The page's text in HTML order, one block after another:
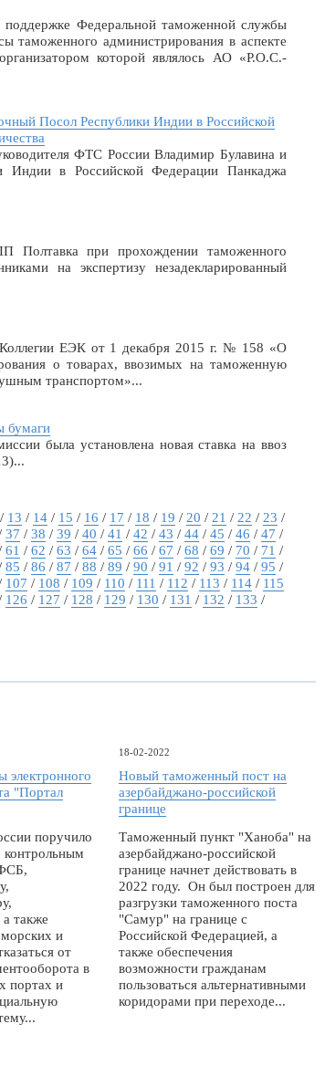
Федеральной таможенной службы
таможенного администрирования в аспекте
которой являлось АО «Р.О.С.-
Посол Республики Индии в Российской
ФТС России Владимир Булавина и
Индии в Российской Федерации Панкаджа
Полтавка при прохождении таможенного
на экспертизу незадекларированный
ЕЭК от 1 декабря 2015 г. № 158 «О
о товарах, ввозимых на таможенную
транспортом»...
бумаги
была установлена новая ставка на ввоз
/ 13 / 14 / 15 / 16 / 17 / 18 / 19 / 20 / 21 / 22 / 23 /
37 / 38 / 39 / 40 / 41 / 42 / 43 / 44 / 45 / 46 / 47 /
61 / 62 / 63 / 64 / 65 / 66 / 67 / 68 / 69 / 70 / 71 /
85 / 86 / 87 / 88 / 89 / 90 / 91 / 92 / 93 / 94 / 95 /
107 / 108 / 109 / 110 / 111 / 112 / 113 / 114 / 115
126 / 127 / 128 / 129 / 130 / 131 / 132 / 133 /
электронного
"Портал
поручило
контрольным
также
и
от
в
портах и
18-02-2022
Новый таможенный пост на
азербайджано-российской
границе
Таможенный пункт "Ханоба" на
азербайджано-российской
границе начнет действовать в
2022 году. Он был построен для
разгрузки таможенного поста
"Самур" на границе с
Российской Федерацией, а
также обеспечения
возможности гражданам
пользоваться альтернативными
коридорами при переходе...